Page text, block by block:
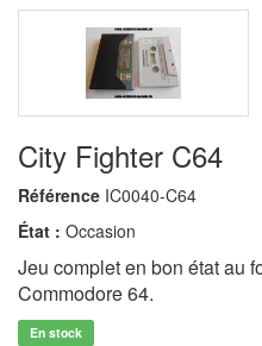
City Fighter C64
Référence IC0040-C64
État : Occasion
Jeu complet en bon état au
Commodore 64.
En stock